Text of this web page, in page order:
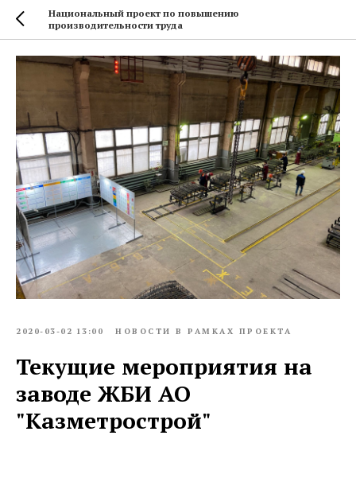
Национальный проект по повышению
производительности труда
2020-03-02 13:00 НОВОСТИ В РАМКАХ ПРОЕКТА
Текущие мероприятия на
заводе ЖБИ АО
"Казметрострой"